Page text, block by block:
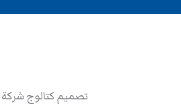
تصميم كتالوج